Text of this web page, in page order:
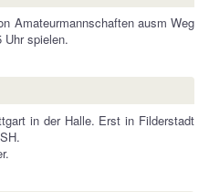
Amateurmannschaften ausm Weg
spielen.
in der Halle. Erst in Filderstadt